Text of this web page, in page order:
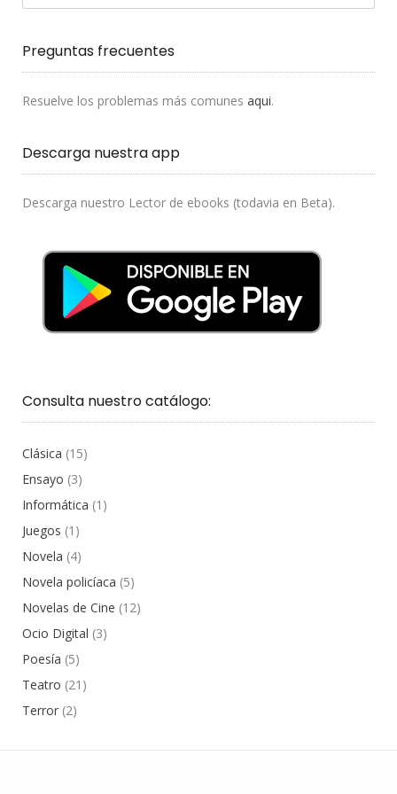
Preguntas frecuentes
Resuelve los problemas más comunes aqui.
Descarga nuestra app
Descarga nuestro Lector de ebooks (todavia en Beta).
Consulta nuestro catálogo:
Clásica (15)
Ensayo (3)
Informática (1)
Juegos (1)
Novela (4)
Novela policíaca (5)
Novelas de Cine (12)
Ocio Digital (3)
Poesía (5)
Teatro (21)
Terror (2)